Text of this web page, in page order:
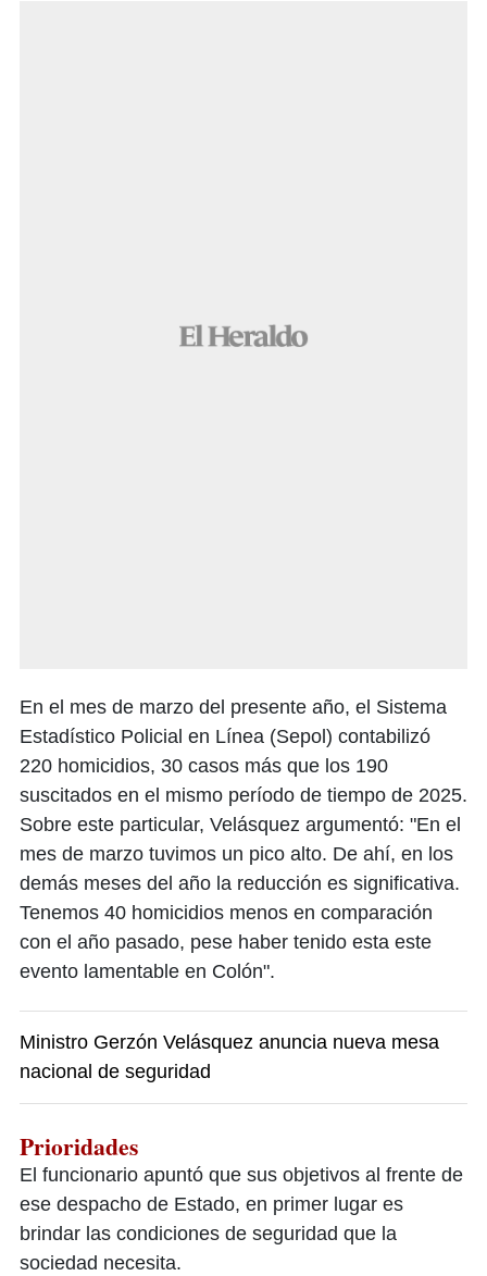
En el mes de marzo del presente año, el Sistema
Estadístico Policial en Línea (Sepol) contabilizó
220 homicidios, 30 casos más que los 190
suscitados en el mismo período de tiempo de 2025.
Sobre este particular, Velásquez argumentó: "En el
mes de marzo tuvimos un pico alto. De ahí, en los
demás meses del año la reducción es significativa.
Tenemos 40 homicidios menos en comparación
con el año pasado, pese haber tenido esta este
evento lamentable en Colón".
Ministro Gerzón Velásquez anuncia nueva mesa
nacional de seguridad
Prioridades
El funcionario apuntó que sus objetivos al frente de
ese despacho de Estado, en primer lugar es
brindar las condiciones de seguridad que la
sociedad necesita.